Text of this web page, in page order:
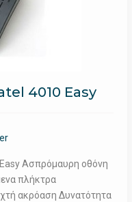
4010 Easy
Ασπρόμαυρη οθόνη
πλήκτρα
ακρόαση Δυνατότητα